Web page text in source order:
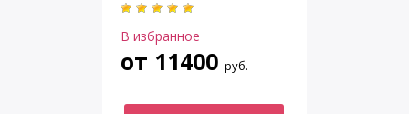
В избранное
от 11400 руб.